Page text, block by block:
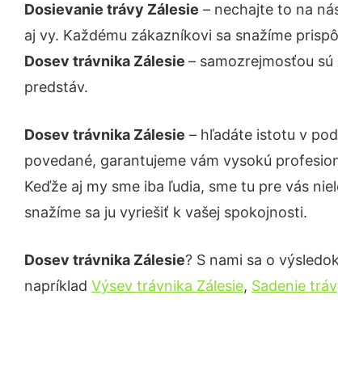
Dosievanie trávy Zálesie – nechajte to na
aj vy. Každému zákazníkovi sa snažíme
Dosev trávnika Zálesie – samozrejmosťou
predstáv.
Dosev trávnika Zálesie – hľadáte istotu v
povedané, garantujeme vám vysokú
Keďže aj my sme iba ľudia, sme tu pre vás
snažíme sa ju vyriešiť k vašej spokojnosti.
Dosev trávnika Zálesie? S nami sa o
napríklad Výsev trávnika Zálesie, Sadenie